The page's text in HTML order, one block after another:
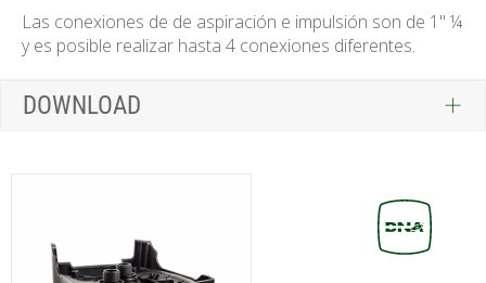
Las conexiones de de aspiración e impulsión son de 1" ¼
y es posible realizar hasta 4 conexiones diferentes.
DOWNLOAD